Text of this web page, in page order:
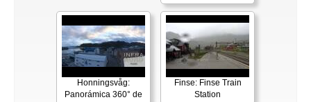
Honningsvåg:
Panorámica 360° de
Finse: Finse Train
Station